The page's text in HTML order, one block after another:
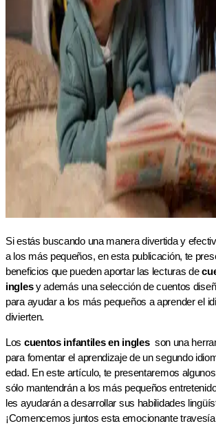
Si estás buscando una manera divertida y
a los más pequeños, en esta publicación, te
beneficios que pueden aportar las lecturas de
inglesy además una selección de cuentos
para ayudar a los más pequeños a aprender el
divierten.
Los cuentos infantiles en ingles son una
para fomentar el aprendizaje de un segundo
edad. En este artículo, te presentaremos
sólo mantendrán a los más pequeños
les ayudarán a desarrollar sus habilidades
¡Comencemos juntos esta emocionante